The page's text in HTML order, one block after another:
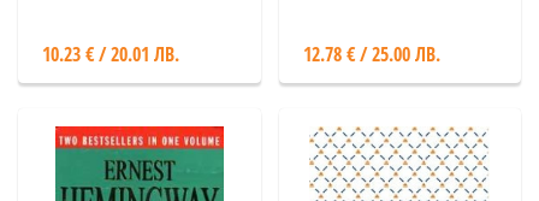
10.23 € / 20.01 ЛВ. 12.78 € / 25.00 ЛВ.